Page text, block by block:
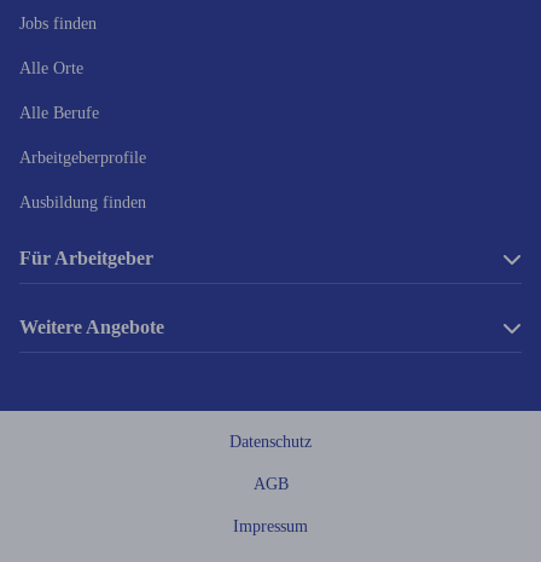
Jobs finden
Alle Orte
Alle Berufe
Arbeitgeberprofile
Ausbildung finden
Für Arbeitgeber
Anzeige schalten
Weitere Angebote
Datenschutz
AGB
Impressum